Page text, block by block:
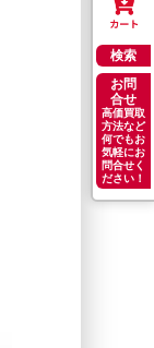
検索
お問
合せ
高価買取
方法など
何でもお
気軽にお
問合せく
ださい！